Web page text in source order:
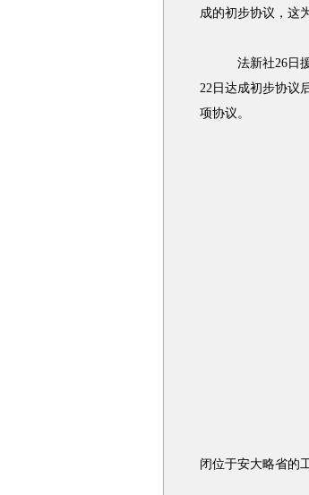
成的初步协议，这
法新社26日援引
22日达成初步协议
项协议。
闭位于安大略省的